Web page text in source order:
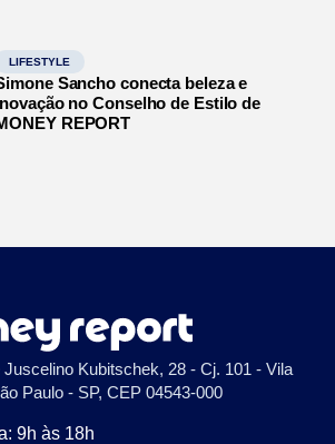
LIFESTYLE
Sancho conecta beleza e
no Conselho de Estilo de
REPORT
Kubitschek, 28 - Cj. 101 - Vila
Paulo - SP, CEP 04543-000
9h às 18h